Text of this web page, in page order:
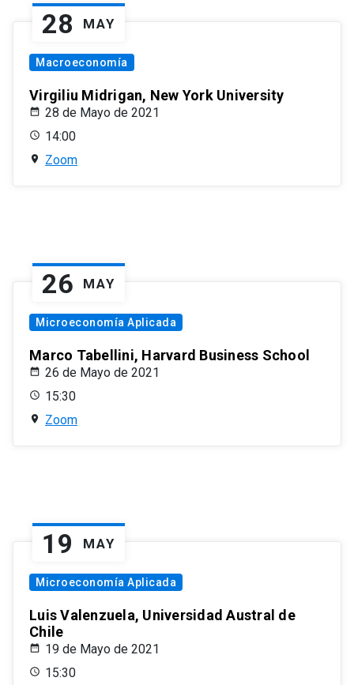
28 MAY
Macroeconomía
Virgiliu Midrigan, New York University
28 de Mayo de 2021
14:00
Zoom
26 MAY
Microeconomía Aplicada
Marco Tabellini, Harvard Business School
26 de Mayo de 2021
15:30
Zoom
19 MAY
Microeconomía Aplicada
Luis Valenzuela, Universidad Austral de
Chile
19 de Mayo de 2021
15:30